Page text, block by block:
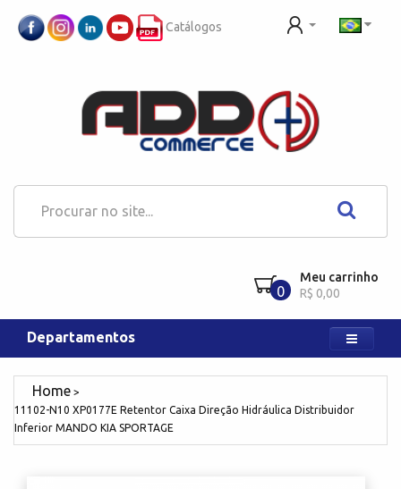
Catálogos
0
Meu carrinho
R$ 0,00
Departamentos
11102-N10 XP0177E Retentor Caixa Direção Hidráulica Distribuidor
Inferior MANDO KIA SPORTAGE